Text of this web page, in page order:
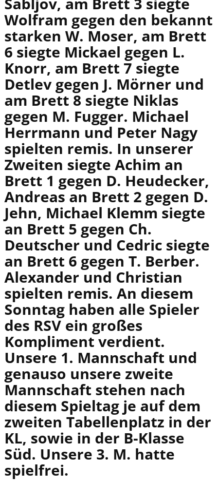
Wolfram gegen den bekannt
starken W. Moser, am Brett
6 siegte Mickael gegen L.
Knorr, am Brett 7 siegte
Detlev gegen J. Mörner und
am Brett 8 siegte Niklas
gegen M. Fugger. Michael
Herrmann und Peter Nagy
spielten remis. In unserer
Zweiten siegte Achim an
Brett 1 gegen D. Heudecker,
Andreas an Brett 2 gegen D.
Jehn, Michael Klemm siegte
an Brett 5 gegen Ch.
Deutscher und Cedric siegte
an Brett 6 gegen T. Berber.
Alexander und Christian
spielten remis. An diesem
Sonntag haben alle Spieler
des RSV ein großes
Kompliment verdient.
Unsere 1. Mannschaft und
genauso unsere zweite
Mannschaft stehen nach
diesem Spieltag je auf dem
zweiten Tabellenplatz in der
KL, sowie in der B-Klasse
Süd. Unsere 3. M. hatte
spielfrei.